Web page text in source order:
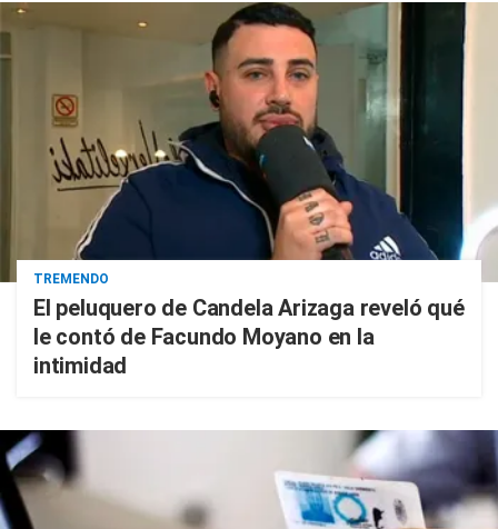
TREMENDO
El peluquero de Candela Arizaga reveló qué
le contó de Facundo Moyano en la
intimidad